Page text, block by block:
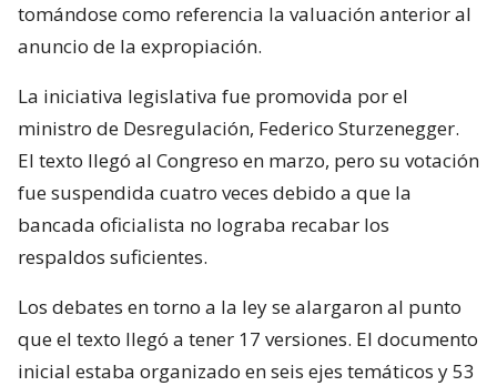
tomándose como referencia la valuación anterior al
anuncio de la expropiación.
La iniciativa legislativa fue promovida por el
ministro de Desregulación, Federico Sturzenegger.
El texto llegó al Congreso en marzo, pero su votación
fue suspendida cuatro veces debido a que la
bancada oficialista no lograba recabar los
respaldos suficientes.
Los debates en torno a la ley se alargaron al punto
que el texto llegó a tener 17 versiones. El documento
inicial estaba organizado en seis ejes temáticos y 53